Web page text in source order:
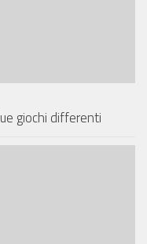
giochi differenti